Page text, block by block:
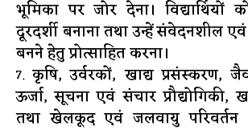
भूमिका पर जोर देना। विद्यार्थियों
दूरदर्शी बनाना तथा उन्हें संवेदनशील
बनने हेतु प्रोत्साहित करना।
कृषि, उर्वरकों, खाद्य प्रसंस्करण,
ऊर्जा, सूचना एवं संचार प्रौद्योगिकी,
तथा खेलकूद एवं जलवायु परिवर्तन